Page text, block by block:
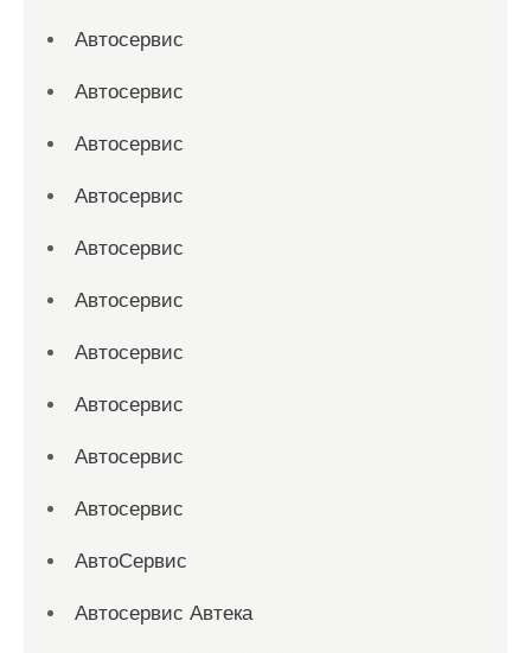
Автосервис
Автосервис
Автосервис
Автосервис
Автосервис
Автосервис
Автосервис
Автосервис
Автосервис
Автосервис
АвтоСервис
Автосервис Автека